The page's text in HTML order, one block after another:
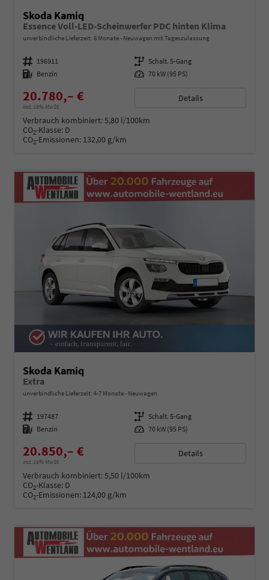
Skoda Kamiq
Essence Voll-LED-Scheinwerfer PDC hinten Klima
unverbindliche Lieferzeit: 6 Monate Neuwagen mit Tageszulassung
Fahrzeugnummer 196911 Getriebe Schalt. 5-Gang
Kraftstoff Benzin Leistung 70 kW (95 PS)
20.780,– €
incl. 19% MwSt.
Details
Verbrauch kombiniert:5,80 l/100km
CO2-Klasse: D
CO2-Emissionen: 132,00 g/km
Skoda Kamiq
Extra
unverbindliche Lieferzeit: 4-7 Monate Neuwagen
Fahrzeugnummer 197487 Getriebe Schalt. 5-Gang
Kraftstoff Benzin Leistung 70 kW (95 PS)
20.850,– €
incl. 19% MwSt.
Details
Verbrauch kombiniert:5,50 l/100km
CO2-Klasse: D
CO2-Emissionen: 124,00 g/km